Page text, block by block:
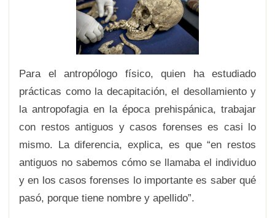
Para el antropólogo físico, quien ha estudiado
prácticas como la decapitación, el desollamiento y
la antropofagia en la época prehispánica, trabajar
con restos antiguos y casos forenses es casi lo
mismo. La diferencia, explica, es que “en restos
antiguos no sabemos cómo se llamaba el individuo
y en los casos forenses lo importante es saber qué
pasó, porque tiene nombre y apellido”.